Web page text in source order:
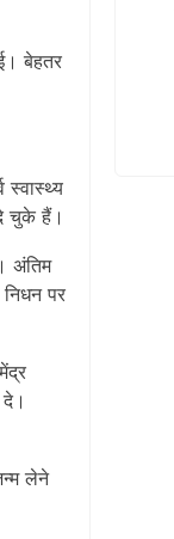
बेहतर
स्वास्थ्य
चुके हैं।
अंतिम
पर
लेने